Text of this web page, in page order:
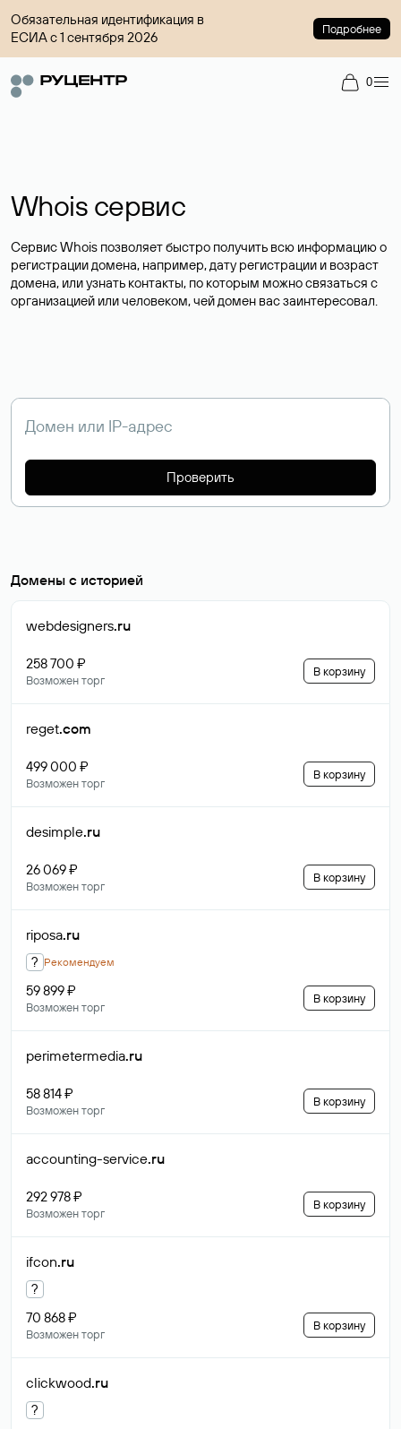
Обязательная идентификация в
ЕСИА с 1 сентября 2026
Подробнее
0
Whois сервис
Сервис Whois позволяет быстро получить всю информацию о
регистрации домена, например, дату регистрации и возраст
домена, или узнать контакты, по которым можно связаться с
организацией или человеком, чей домен вас заинтересовал.
Проверить
Домены с историей
webdesigners.ru
258 700 ₽
Возможен торг
В корзину
reget.com
499 000 ₽
Возможен торг
В корзину
desimple.ru
26 069 ₽
Возможен торг
В корзину
riposa.ru
? Рекомендуем
59 899 ₽
Возможен торг
В корзину
perimetermedia.ru
58 814 ₽
Возможен торг
В корзину
accounting-service.ru
292 978 ₽
Возможен торг
В корзину
ifcon.ru
?
70 868 ₽
Возможен торг
В корзину
clickwood.ru
?